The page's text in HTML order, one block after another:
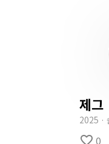
제그
2025 ·
favorite_border 0